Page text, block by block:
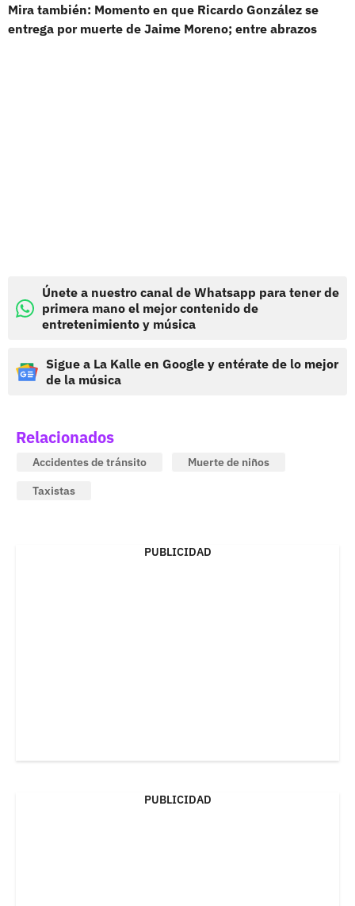
Mira también: Momento en que Ricardo González se
entrega por muerte de Jaime Moreno; entre abrazos
Únete a nuestro canal de Whatsapp para tener de
primera mano el mejor contenido de
entretenimiento y música
Sigue a La Kalle en Google y entérate de lo mejor
de la música
Relacionados
Accidentes de tránsito
Muerte de niños
Taxistas
PUBLICIDAD
PUBLICIDAD